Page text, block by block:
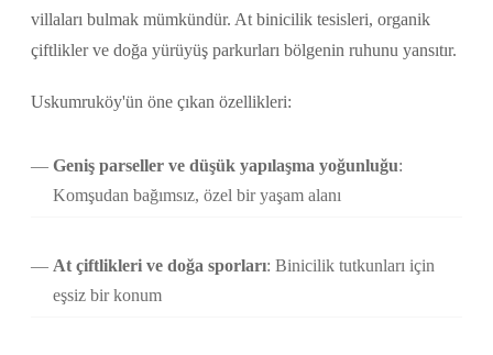
villaları bulmak mümkündür. At binicilik tesisleri, organik
çiftlikler ve doğa yürüyüş parkurları bölgenin ruhunu yansıtır.
Uskumruköy'ün öne çıkan özellikleri:
Geniş parseller ve düşük yapılaşma yoğunluğu:
Komşudan bağımsız, özel bir yaşam alanı
At çiftlikleri ve doğa sporları: Binicilik tutkunları için
eşsiz bir konum